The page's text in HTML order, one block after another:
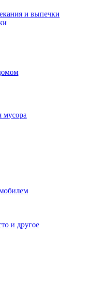
и выпечки
и другое